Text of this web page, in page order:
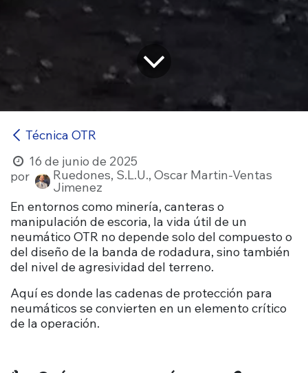
Técnica OTR
16 de junio de 2025
por
Ruedones, S.L.U., Oscar Martin-Ventas
Jimenez
En entornos como minería, canteras o
manipulación de escoria, la vida útil de un
neumático OTR no depende solo del compuesto o
del diseño de la banda de rodadura, sino también
del nivel de agresividad del terreno.
Aquí es donde las cadenas de protección para
neumáticos se convierten en un elemento crítico
de la operación.